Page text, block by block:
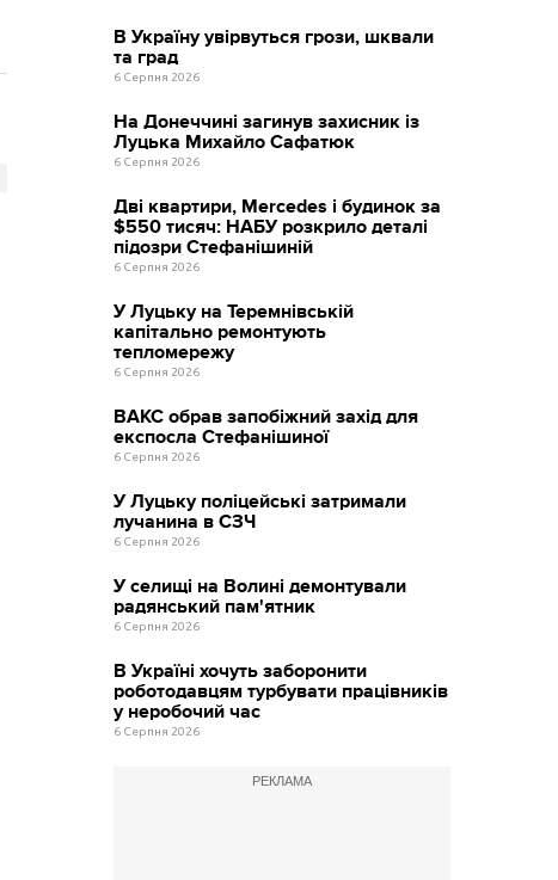
В Україну увірвуться грози, шквали
та град
6 Серпня 2026
На Донеччині загинув захисник із
Луцька Михайло Сафатюк
6 Серпня 2026
Дві квартири, Mercedes і будинок за
$550 тисяч: НАБУ розкрило деталі
підозри Стефанішиній
6 Серпня 2026
У Луцьку на Теремнівській
капітально ремонтують
тепломережу
6 Серпня 2026
ВАКС обрав запобіжний захід для
експосла Стефанішиної
6 Серпня 2026
У Луцьку поліцейські затримали
лучанина в СЗЧ
6 Серпня 2026
У селищі на Волині демонтували
радянський пам'ятник
6 Серпня 2026
В Україні хочуть заборонити
роботодавцям турбувати працівників
у неробочий час
6 Серпня 2026
РЕКЛАМА